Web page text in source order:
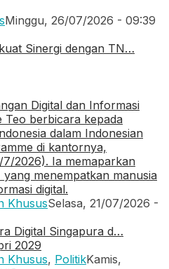
Minggu, 26/07/2026 - 09:39
Sinergi dengan TN…
KhususSelasa, 21/07/2026 -
Digital Singapura d…
Khusus, PolitikKamis,